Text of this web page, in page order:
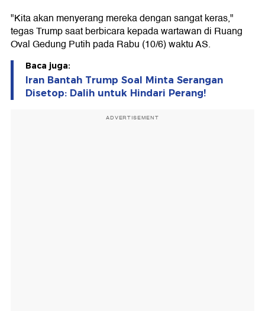
"Kita akan menyerang mereka dengan sangat keras,"
tegas Trump saat berbicara kepada wartawan di Ruang
Oval Gedung Putih pada Rabu (10/6) waktu AS.
Baca juga:
Iran Bantah Trump Soal Minta Serangan
Disetop: Dalih untuk Hindari Perang!
ADVERTISEMENT